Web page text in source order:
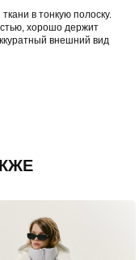
в тонкую полоску.
хорошо держит
внешний вид